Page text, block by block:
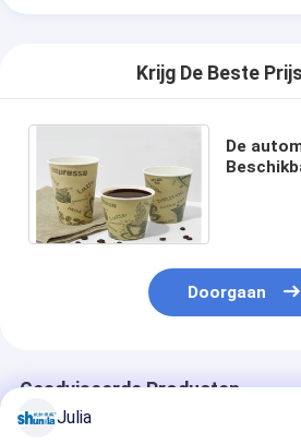
Krijg De Beste
De
Doorgaan
Geadviseerde Producten
Julia